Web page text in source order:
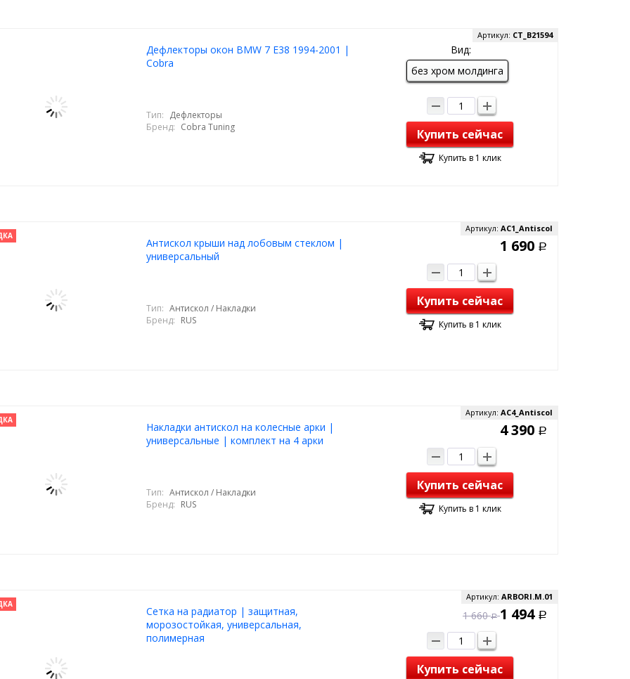
Дефлекторы окон BMW 7 E38 1994-2001 |
Cobra
Артикул: CT_B21594
Тип: Дефлекторы
Бренд: Cobra Tuning
Вид:
без хром молдинга
Купить сейчас
Купить в 1 клик
Антискол крыши над лобовым стеклом |
универсальный
Артикул: AC1_Antiscol
Тип: Антискол / Накладки
Бренд: RUS
1 690 Р
Купить сейчас
Купить в 1 клик
Накладки антискол на колесные арки |
универсальные | комплект на 4 арки
Артикул: AC4_Antiscol
Тип: Антискол / Накладки
Бренд: RUS
4 390 Р
Купить сейчас
Купить в 1 клик
Cетка на радиатор | защитная,
морозостойкая, универсальная,
полимерная
Артикул: ARBORI.M.01
1 660 Р 1 494 Р
Купить сейчас